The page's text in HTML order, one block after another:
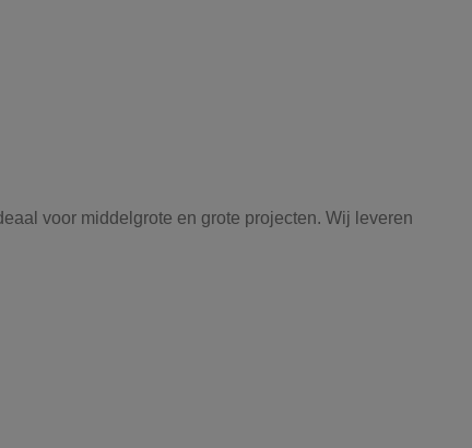
voor middelgrote en grote projecten. Wij leveren